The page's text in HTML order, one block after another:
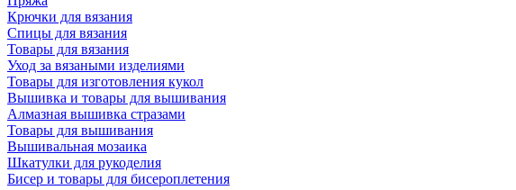
Крючки для вязания
Спицы для вязания
Товары для вязания
Уход за вязаными изделиями
Товары для изготовления кукол
Вышивка и товары для вышивания
Алмазная вышивка стразами
Товары для вышивания
Вышивальная мозаика
Шкатулки для рукоделия
Бисер и товары для бисероплетения